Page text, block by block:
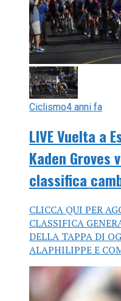
Ciclismo4 anni fa
LIVE Vuelta a
Kaden Groves
classifica
CLICCA QUI PER
CLASSIFICA
DELLA TAPPA DI
ALAPHILIPPE E